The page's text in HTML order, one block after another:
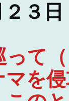
２３
て
マを